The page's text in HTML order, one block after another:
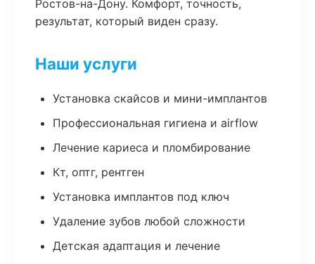
Ростов-на-Дону. Комфорт, точность,
результат, который виден сразу.
Наши услуги
Установка скайсов и мини-имплантов
Профессиональная гигиена и airflow
Лечение кариеса и пломбирование
Кт, оптг, рентген
Установка имплантов под ключ
Удаление зубов любой сложности
Детская адаптация и лечение